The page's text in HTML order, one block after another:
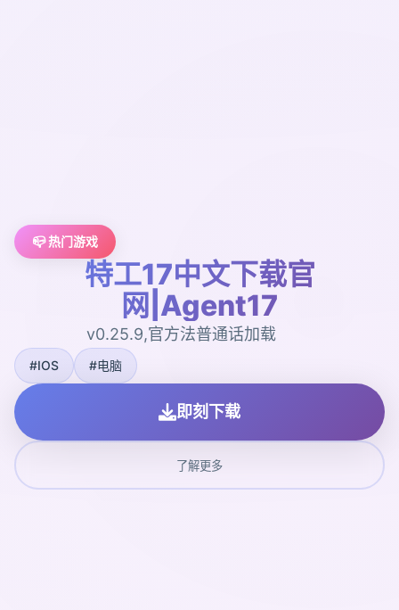
📪 热门游戏
特工17中文下载官
网|Agent17
v0.25.9,官方法普通话加载
#IOS #电脑
即刻下载
了解更多